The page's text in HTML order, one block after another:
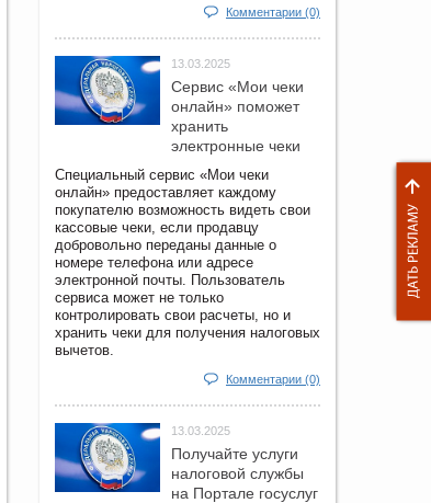
Комментарии (0)
13.03.2025
Сервис «Мои чеки
онлайн» поможет
хранить
электронные чеки
Специальный сервис «Мои чеки
онлайн» предоставляет каждому
покупателю возможность видеть свои
кассовые чеки, если продавцу
добровольно переданы данные о
номере телефона или адресе
электронной почты. Пользователь
сервиса может не только
контролировать свои расчеты, но и
хранить чеки для получения налоговых
вычетов.
Комментарии (0)
13.03.2025
Получайте услуги
налоговой службы
на Портале госyслуг